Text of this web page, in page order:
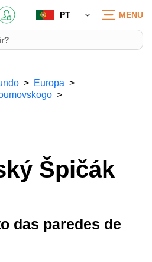
PT MENU
Europa
Špičák
das paredes de